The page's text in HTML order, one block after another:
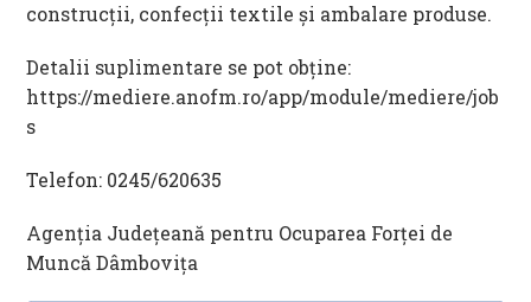
construcții, confecții textile și ambalare produse.
Detalii suplimentare se pot obţine:
https://mediere.anofm.ro/app/module/mediere/job
s
Telefon: 0245/620635
Agenția Județeană pentru Ocuparea Forței de
Muncă Dâmbovița